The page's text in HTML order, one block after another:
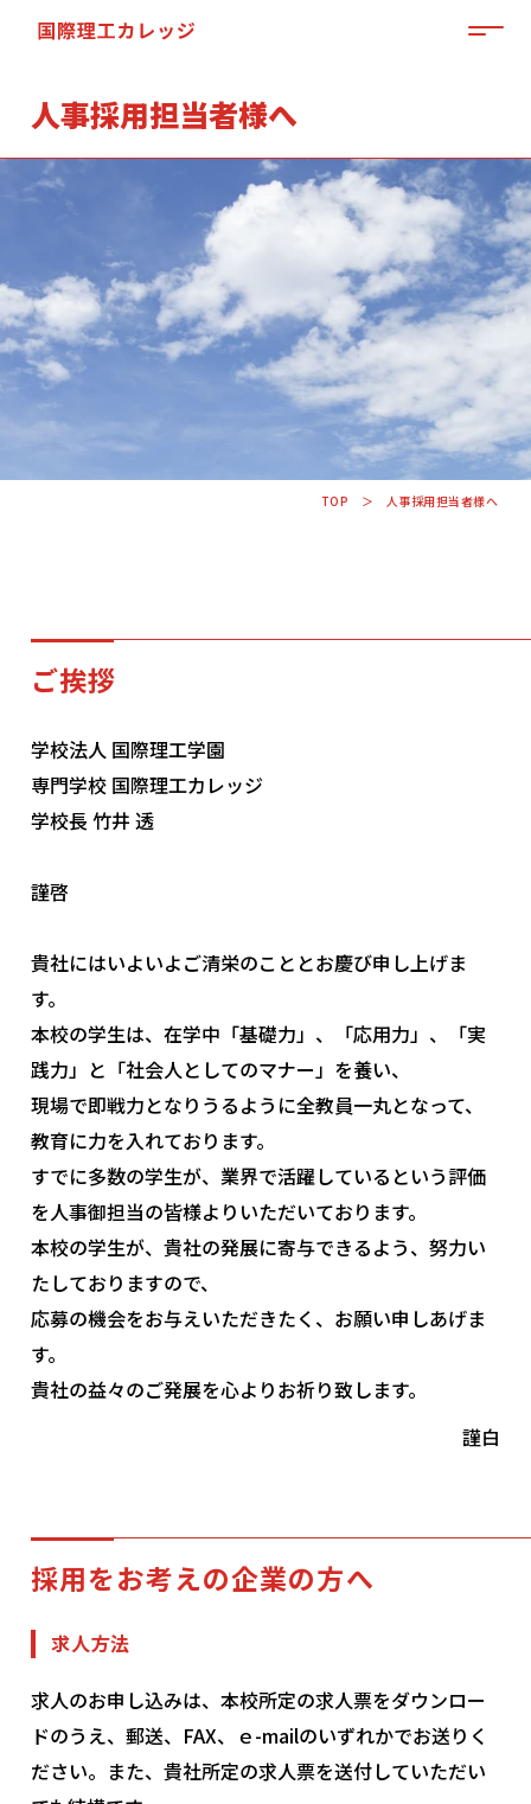
「来て」「見て」「体験」しよう
OPEN CAMPUS
学科・コース
入学案内
就職サポート
オープンキャンパス
よくあるご質問
お知らせ
アクセス
教員募集
WEBエントリー・
WEB出願
プライバシーポリシー
お問い合わせ
留学生の方へ
Tel . 043-307-1819 / Fax . 043-307-6070
© INTERNATIONAL TECHNICAL COLLEGE All rights reserved.
人事採用担当者様へ
TOP 人事採用担当者様へ
ご挨拶
学校法人 国際理工学園
専門学校 国際理工カレッジ
学校長 竹井 透
謹啓
貴社にはいよいよご清栄のこととお慶び申し上げま
す。
本校の学生は、在学中「基礎力」、「応用力」、「実
践力」と「社会人としてのマナー」を養い、
現場で即戦力となりうるように全教員一丸となって、
教育に力を入れております。
すでに多数の学生が、業界で活躍しているという評価
を人事御担当の皆様よりいただいております。
本校の学生が、貴社の発展に寄与できるよう、努力い
たしておりますので、
応募の機会をお与えいただきたく、お願い申しあげま
す。
貴社の益々のご発展を心よりお祈り致します。
謹白
採用をお考えの企業の方へ
求人方法
求人のお申し込みは、本校所定の求人票をダウンロー
ドのうえ、郵送、FAX、ｅ-mailのいずれかでお送りく
ださい。また、貴社所定の求人票を送付していただい